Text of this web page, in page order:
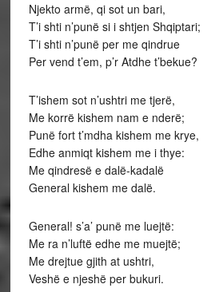
Njekto armë, qi sot un bari,
T’i shti n’punë si i shtjen Shqiptari;
T’i shti n’punë per me qindrue
Per vend t’em, p’r Atdhe t’bekue?
T’ishem sot n’ushtri me tjerë,
Me korrë kishem nam e nderë;
Punë fort t’mdha kishem me krye,
Edhe anmiqt kishem me i thye:
Me qindresë e dalë-kadalë
General kishem me dalë.
General! s’a’ punë me luejtë:
Me ra n’luftë edhe me muejtë;
Me drejtue gjith at ushtri,
Veshë e njeshë per bukuri.